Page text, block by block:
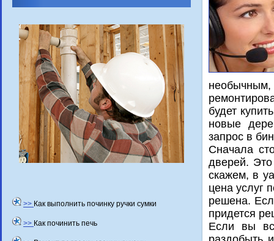
>> Как выполнить починку ручки сумки
>> Как починить печь
необычным,
будет
новые
запрос в
Сначала
дверей.
скажем, в
цена услуг
решена.
придется
Если вы